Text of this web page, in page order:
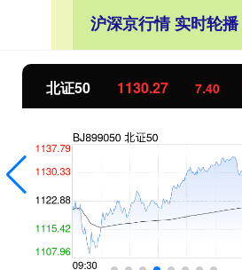
沪深京行情 实时轮播
北证50 1130.21 7.33